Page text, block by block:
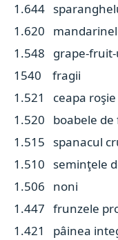
1.644
1.620
1.548 grape-fruit-
1540 fragii
1.521 ceapa
1.520 boabele de
1.515 spanacul
1.510 seminţele
1.506 noni
1.447 frunzele
1.421 pâinea